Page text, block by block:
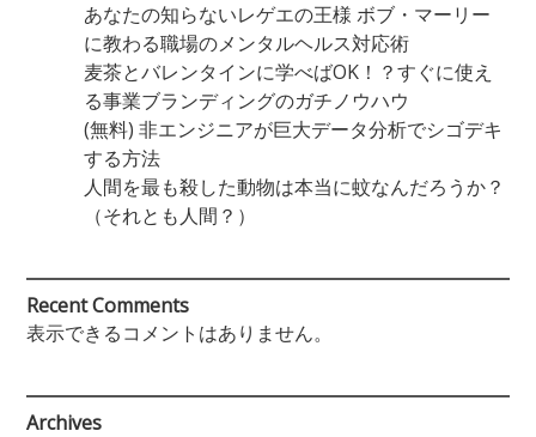
あなたの知らないレゲエの王様 ボブ・マーリー
に教わる職場のメンタルヘルス対応術
麦茶とバレンタインに学べばOK！？すぐに使え
る事業ブランディングのガチノウハウ
(無料) 非エンジニアが巨大データ分析でシゴデキ
する方法
人間を最も殺した動物は本当に蚊なんだろうか？
（それとも人間？）
Recent Comments
表示できるコメントはありません。
Archives